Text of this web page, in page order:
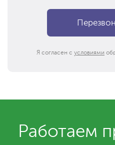
Я согласен с условиями
Работаем